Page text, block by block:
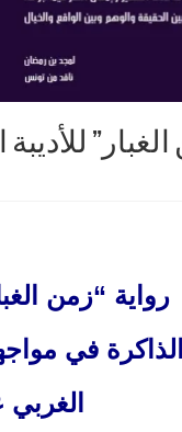
رواية “زمن
في